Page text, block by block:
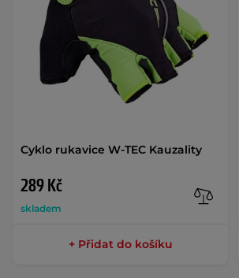
Cyklo rukavice W-TEC Kauzality
289 Kč
skladem
+ Přidat do košíku